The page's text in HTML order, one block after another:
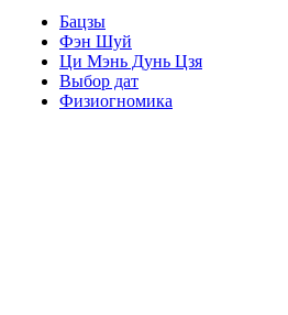
Бацзы
Фэн Шуй
Ци Мэнь Дунь Цзя
Выбор дат
Физиогномика